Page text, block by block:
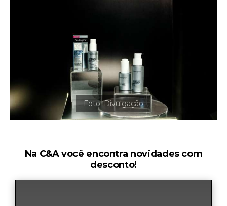
Na C&A você encontra novidades com
desconto!